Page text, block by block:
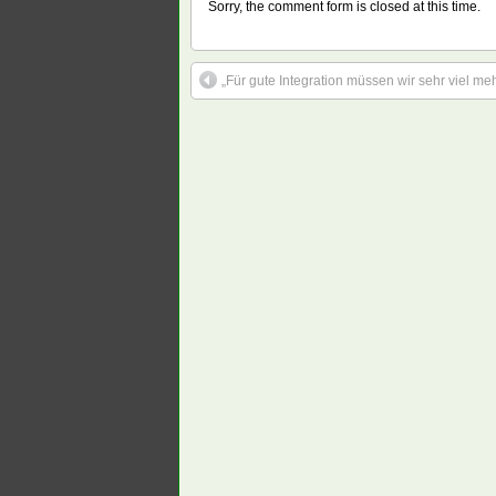
Sorry, the comment form is closed at this time.
„Für gute Integration müssen wir sehr viel